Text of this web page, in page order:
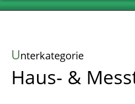
Unterkategorie
Haus- &